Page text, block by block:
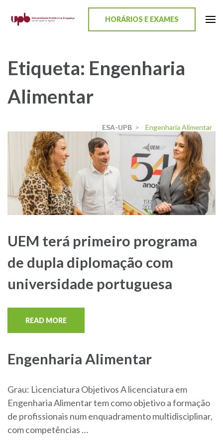
HORÁRIOS E EXAMES
Etiqueta: Engenharia
Alimentar
ESA-UPB > Engenharia Alimentar
UEM terá primeiro programa
de dupla diplomação com
universidade portuguesa
READ MORE
Engenharia Alimentar
Grau: Licenciatura Objetivos A licenciatura em
Engenharia Alimentar tem como objetivo a formação
de profissionais num enquadramento multidisciplinar,
com competências …